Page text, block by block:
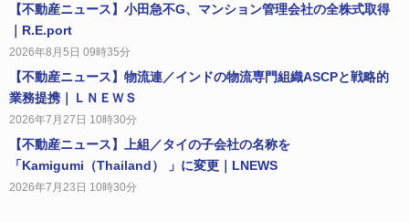
【不動産ニュース】小田急不G、マンション管理会社の全株式取得
｜R.E.port
2026年8月5日 09時35分
【不動産ニュース】物流連／インドの物流専門組織ASCPと戦略的
業務提携｜ＬＮＥＷＳ
2026年7月27日 10時30分
【不動産ニュース】上組／タイの子会社の名称を
「Kamigumi（Thailand） 」に変更｜LNEWS
2026年7月23日 10時30分